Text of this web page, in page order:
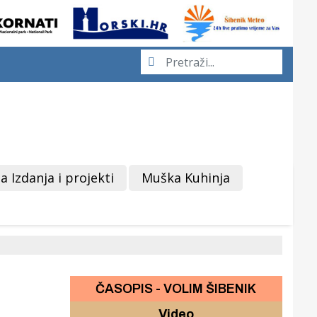
Izdanja i projekti
Muška Kuhinja
ČASOPIS - VOLIM ŠIBENIK
Video